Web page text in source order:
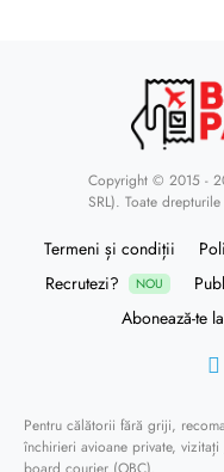
Copyright © 2015 -
SRL). Toate
Termeni și condiții
Recrutezi?
NOU
Abonează-te
Pentru călătorii fără griji,
închirieri avioane private, vizitați